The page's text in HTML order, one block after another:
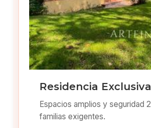
Residencia
Espacios amplios y seguridad
familias exigentes.